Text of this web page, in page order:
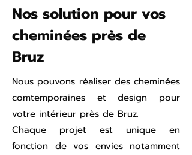
Nos solution pour vos
cheminées près de
Bruz
Nous pouvons réaliser des cheminées
comtemporaines et design pour
votre intérieur près de Bruz.
Chaque projet est unique en
fonction de vos envies notamment